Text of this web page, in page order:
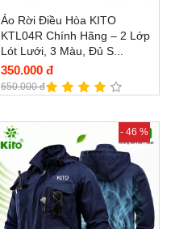
Áo Rời Điều Hòa KITO
KTL04R Chính Hãng – 2 Lớp
Lót Lưới, 3 Màu, Đủ S...
350.000 đ
650.000 đ
- 46 %